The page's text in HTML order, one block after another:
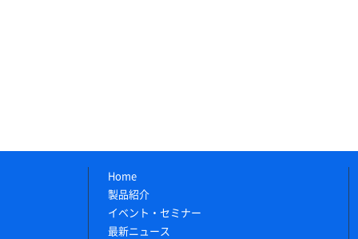
Home
製品紹介
イベント・セミナー
最新ニュース